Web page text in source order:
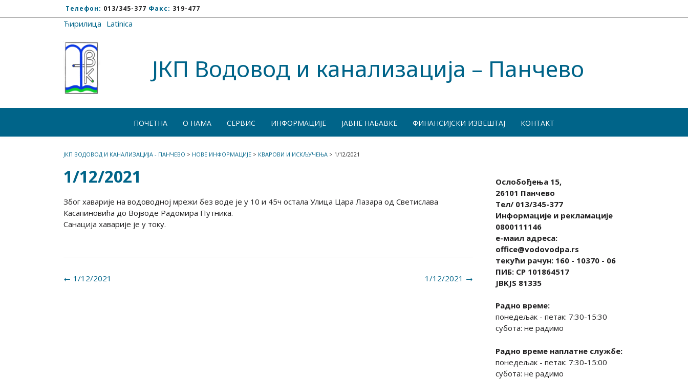
Телефон: 013/345-377 Факс: 319-477
Ћирилица Latinica
ЈКП Водовод и канализација – Панчево
ПОЧЕТНА О НАМА СЕРВИС ИНФОРМАЦИЈЕ ЈАВНЕ НАБАВКЕ ФИНАНСИЈСКИ ИЗВЕШТАЈ КОНТАКТ
ЈКП ВОДОВОД И КАНАЛИЗАЦИЈА - ПАНЧЕВО > НОВЕ ИНФОРМАЦИЈЕ > КВАРОВИ И ИСКЉУЧЕЊА > 1/12/2021
1/12/2021
Због хаварије на водоводној мрежи без воде је у 10 и 45ч остала Улица Цара Лазара од Светислава
Касапиновића до Војводе Радомира Путника.
Санација хаварије је у току.
Post 1/12/2021 →
← 1/12/2021
Ослобођења 15,
26101 Панчево
Тел/ 013/345-377
Информације и рекламације
0800111146
е-маил адреса:
office@vodovodpa.rs
текући рачун: 160 - 10370 - 06
ПИБ: СР 101864517
JBKJS 81335
Радно време:
понедељак - петак: 7:30-15:30
субота: не радимо
Радно време наплатне службе:
понедељак - петак: 7:30-15:00
субота: не радимо